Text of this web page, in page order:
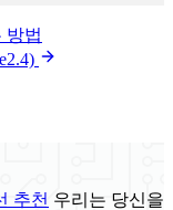
방법
추천 우리는 당신을